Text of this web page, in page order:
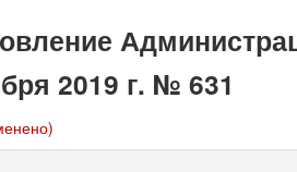
2019 г. № 631